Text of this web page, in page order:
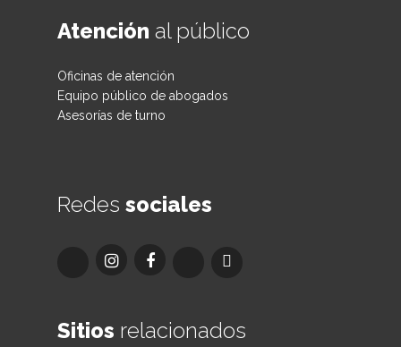
Atención al público
Oficinas de atención
Equipo público de abogados
Asesorías de turno
Redes sociales
Sitios relacionados